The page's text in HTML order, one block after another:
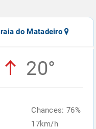
do Matadeiro
20°
Chances: 76%
17km/h